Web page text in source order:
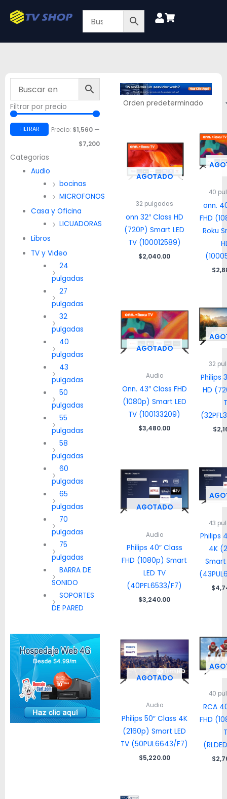
Filtrar por precio
FILTRAR Precio: $1,560—
$7,200
Categorias
Audio
bocinas
MICROFONOS
Casa y Oficina
LICUADORAS
Libros
TV y Video
24
pulgadas
27
pulgadas
32
pulgadas
40
pulgadas
43
pulgadas
50
pulgadas
55
pulgadas
58
pulgadas
60
pulgadas
65
pulgadas
70
pulgadas
75
pulgadas
BARRA DE
SONIDO
SOPORTES
DE PARED
AGOTADO
32 pulgadas
onn 32″ Class HD
(720P) Smart LED
TV (100012589)
$2,040.00
40
onn.
FHD
Roku
$
AGOTADO
Audio
Onn. 43″ Class FHD
(1080p) Smart LED
TV (100133209)
$3,480.00
32
Philips
HD
$
AGOTADO
Audio
Philips 40″ Class
FHD (1080p) Smart
LED TV
(40PFL6533/F7)
$3,240.00
43
Philips
4K
Smart
$
AGOTADO
Audio
Philips 50″ Class 4K
(2160p) Smart LED
TV (50PUL6643/F7)
$5,220.00
40
RCA
FHD
$